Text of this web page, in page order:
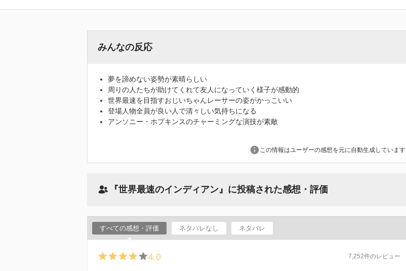
みんなの反応
夢を諦めない姿勢が素晴らしい
周りの人たちが助けてくれて友人になっていく様子が感動的
世界最速を目指すおじいちゃんレーサーの姿がかっこいい
登場人物全員が良い人で清々しい気持ちになる
アンソニー・ホプキンスのチャーミングな演技が素敵
この情報はユーザーの感想を元に自動生成しています
『世界最速のインディアン』に投稿された感想・評価
すべての感想・評価 ネタバレなし ネタバレ
4.0 7,252件のレビュー